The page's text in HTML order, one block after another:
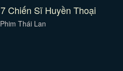
7 Chiến Sĩ Huyền Thoại
Phim Thái Lan